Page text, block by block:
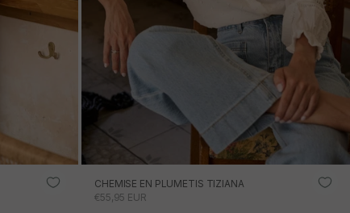
CHEMISE EN PLUMETIS TIZIANA
PRIX PROMOTIONNEL
€55,95 EUR